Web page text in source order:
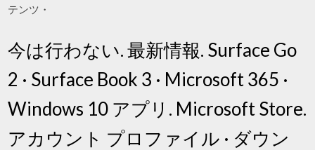
テンツ・
今は行わない. 最新情報. Surface Go
2 · Surface Book 3 · Microsoft 365 ·
Windows 10 アプリ. Microsoft Store.
アカウント プロファイル · ダウン